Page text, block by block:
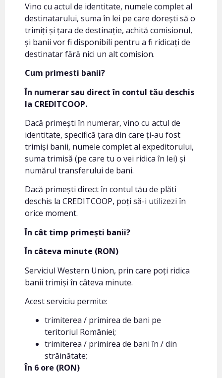
Vino cu actul de identitate, numele complet al
destinatarului, suma în lei pe care dorești să o
trimiți și țara de destinație, achită comisionul,
și banii vor fi disponibili pentru a fi ridicați de
destinatar fără nici un alt comision.
Cum primesti banii?
În numerar sau direct în contul tău deschis
la CREDITCOOP.
Dacă primești în numerar, vino cu actul de
identitate, specifică țara din care ți-au fost
trimiși banii, numele complet al expeditorului,
suma trimisă (pe care tu o vei ridica în lei) și
numărul transferului de bani.
Dacă primești direct în contul tău de plăti
deschis la CREDITCOOP, poți să-i utilizezi în
orice moment.
În cât timp primești banii?
În câteva minute (RON)
Serviciul Western Union, prin care poți ridica
banii trimiși în câteva minute.
Acest serviciu permite:
trimiterea / primirea de bani pe
teritoriul României;
trimiterea / primirea de bani în / din
străinătate;
În 6 ore (RON)